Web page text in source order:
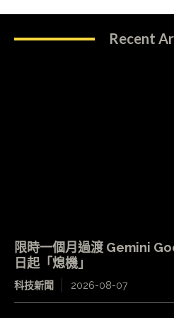
Recent
限時一個月過渡 Gemini
日起「熄機」
科技新聞 2026-08-07